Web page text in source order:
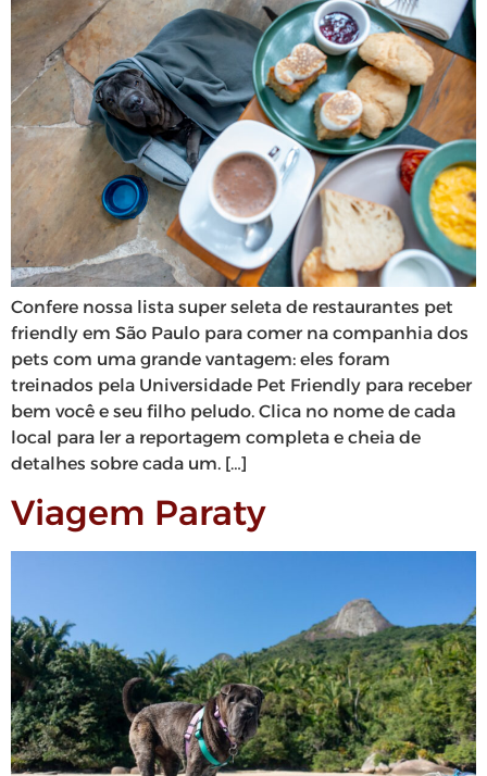
Confere nossa lista super seleta de restaurantes pet
friendly em São Paulo para comer na companhia dos
pets com uma grande vantagem: eles foram
treinados pela Universidade Pet Friendly para receber
bem você e seu filho peludo. Clica no nome de cada
local para ler a reportagem completa e cheia de
detalhes sobre cada um. […]
Viagem Paraty